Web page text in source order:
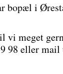
bopæl i
meget
98 eller